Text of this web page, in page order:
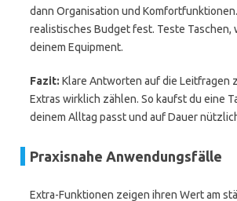
dann Organisation und
realistisches Budget fest. Teste Taschen,
deinem Equipment.
Fazit: Klare Antworten auf die Leitfragen
Extras wirklich zählen. So kaufst du eine
deinem Alltag passt und auf Dauer
Praxisnahe Anwendungsfälle
Extra-Funktionen zeigen ihren Wert am